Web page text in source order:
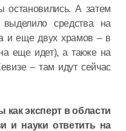
остановились. А затем
выделило средства на
и еще двух храмов – в
еще идет), а также на
– там идут сейчас
эксперт в области
и науки ответить на